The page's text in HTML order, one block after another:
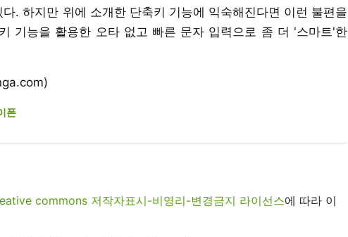
. 하지만 위에 소개한 단축키 기능에 익숙해진다면 이런 불편을
기능을 활용한 오타 없고 빠른 문자 입력으로 좀 더 '스마트'한
폰
commons 저작자표시-비영리-변경금지 라이선스에 따라 이